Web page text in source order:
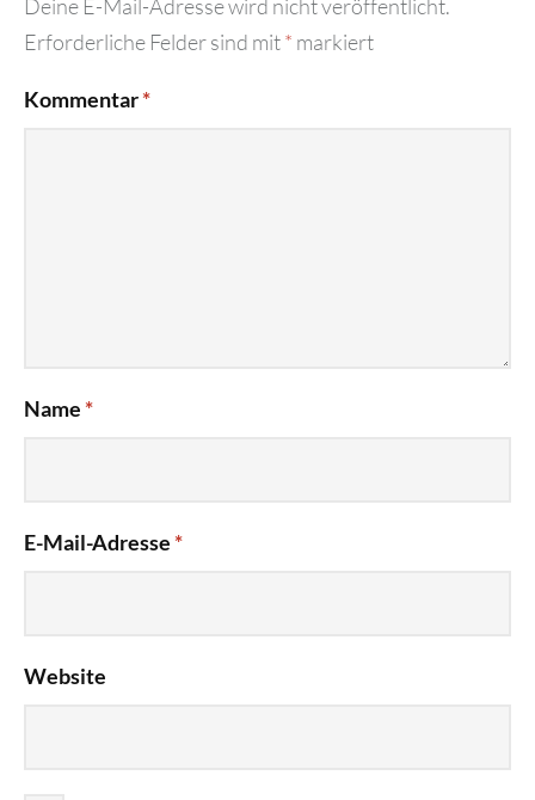
Deine E-Mail-Adresse wird nicht veröffentlicht.
Erforderliche Felder sind mit* markiert
Kommentar*
Name *
E-Mail-Adresse *
Website